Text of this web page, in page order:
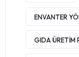
ENVANTER
GIDA ÜRETIM